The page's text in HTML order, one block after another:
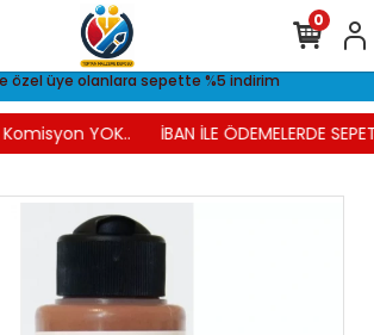
özel üye olanlara sepette %5 indirim
YOK.. İBAN İLE ÖDEMELERDE
0